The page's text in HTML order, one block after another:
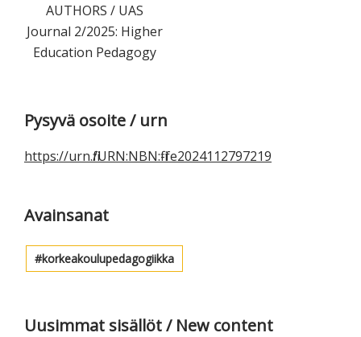
AUTHORS / UAS
Journal 2/2025: Higher
Education Pedagogy
Ensisijainen
Pysyvä osoite / urn
https://urn.fi/URN:NBN:fi-fe2024112797219
Avainsanat
korkeakoulupedagogiikka
Uusimmat sisällöt / New content